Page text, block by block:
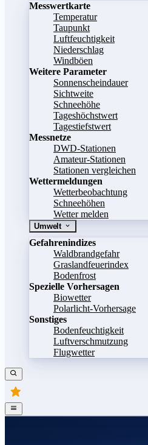
Messwertkarte
Temperatur
Taupunkt
Luftfeuchtigkeit
Niederschlag
Windböen
Weitere Parameter
Sonnenscheindauer
Sichtweite
Schneehöhe
Tageshöchstwert
Tagestiefstwert
Messnetze
DWD-Stationen
Amateur-Stationen
Stationen vergleichen
Wettermeldungen
Wetterbeobachtung
Schneehöhen
Wetter melden
Umwelt
Gefahrenindizes
Waldbrandgefahr
Graslandfeuerindex
Bodenfrost
Spezielle Vorhersagen
Biowetter
Polarlicht-Vorhersage
Sonstiges
Bodenfeuchtigkeit
Luftverschmutzung
Flugwetter